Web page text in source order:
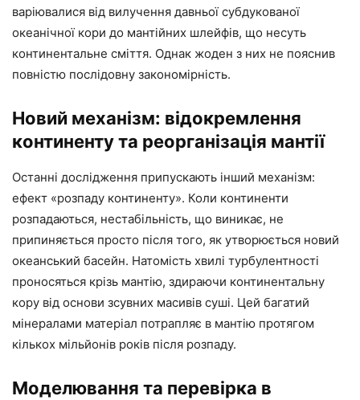
варіювалися від вилучення давньої субдукованої
океанічної кори до мантійних шлейфів, що несуть
континентальне сміття. Однак жоден з них не пояснив
повністю послідовну закономірність.
Новий механізм: відокремлення
континенту та реорганізація мантії
Останні дослідження припускають інший механізм:
ефект «розпаду континенту». Коли континенти
розпадаються, нестабільність, що виникає, не
припиняється просто після того, як утворюється новий
океанський басейн. Натомість хвилі турбулентності
проносяться крізь мантію, здираючи континентальну
кору від основи зсувних масивів суші. Цей багатий
мінералами матеріал потрапляє в мантію протягом
кількох мільйонів років після розпаду.
Моделювання та перевірка в